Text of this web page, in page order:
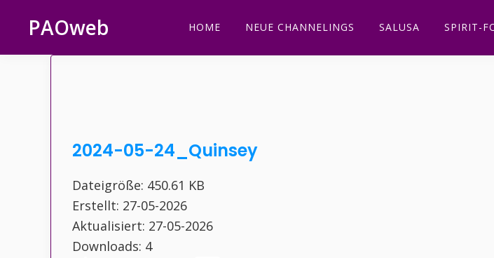
Hauptnavigation
springen
Inhalt
springen
Seitenspalte
springen
Fußzeile
springen
PAOweb HOME NEUE CHANNELINGS SALUSA SPIRIT-
2024-05-24_Quinsey
Dateigröße: 450.61 KB
Erstellt: 27-05-2026
Aktualisiert: 27-05-2026
Downloads: 4